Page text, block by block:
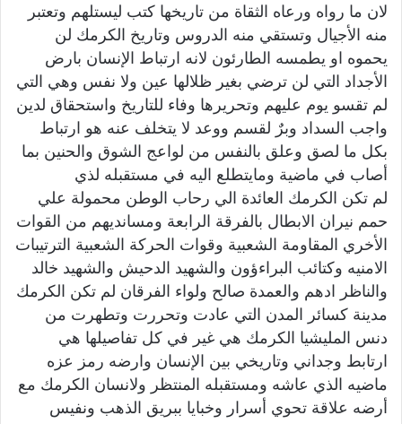
لان ما رواه ورعاه الثقاة من تاريخها كتب ليستلهم وتعتبر
منه الأجيال وتستقي منه الدروس وتاريخ الكرمك لن
يحموه او يطمسه الطارئون لانه ارتباط الإنسان بارض
الأجداد التي لن ترضي بغير ظلالها عين ولا نفس وهي التي
لم تقسو يوم عليهم وتحريرها وفاء للتاريخ واستحقاق لدين
واجب السداد وبرٌ لقسم ووعد لا يتخلف عنه هو ارتباط
بكل ما لصق وعلق بالنفس من لواعج الشوق والحنين بما
أصاب في ماضية ومايتطلع اليه في مستقبله لذي
لم تكن الكرمك العائدة الي رحاب الوطن محمولة علي
حمم نيران الابطال بالفرقة الرابعة ومسانديهم من القوات
الأخري المقاومة الشعبية وقوات الحركة الشعبية الترتيبات
الامنيه وكتائب البراءؤون والشهيد الدحيش والشهيد خالد
والناظر ادهم والعمدة صالح ولواء الفرقان لم تكن الكرمك
مدينة كسائر المدن التي عادت وتحررت وتطهرت من
دنس المليشيا الكرمك هي غير في كل تفاصيلها هي
ارتابط وجداني وتاريخي بين الإنسان وارضه رمز عزه
ماضيه الذي عاشه ومستقبله المنتظر ولانسان الكرمك مع
أرضه علاقة تحوي أسرار وخبايا ببريق الذهب ونفيس